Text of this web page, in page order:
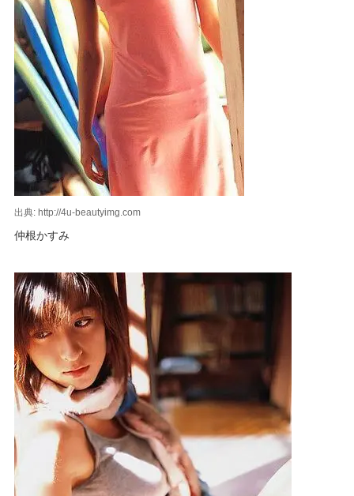
出典: http://4u-beautyimg.com
仲根かすみ